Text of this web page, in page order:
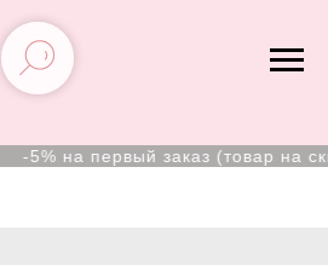
-5% на первый заказ (товар на